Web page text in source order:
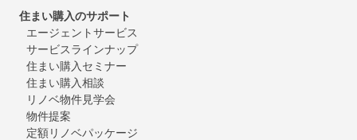
住まい購入のサポート
エージェントサービス
サービスラインナップ
住まい購入セミナー
住まい購入相談
リノベ物件見学会
物件提案
定額リノベパッケージ